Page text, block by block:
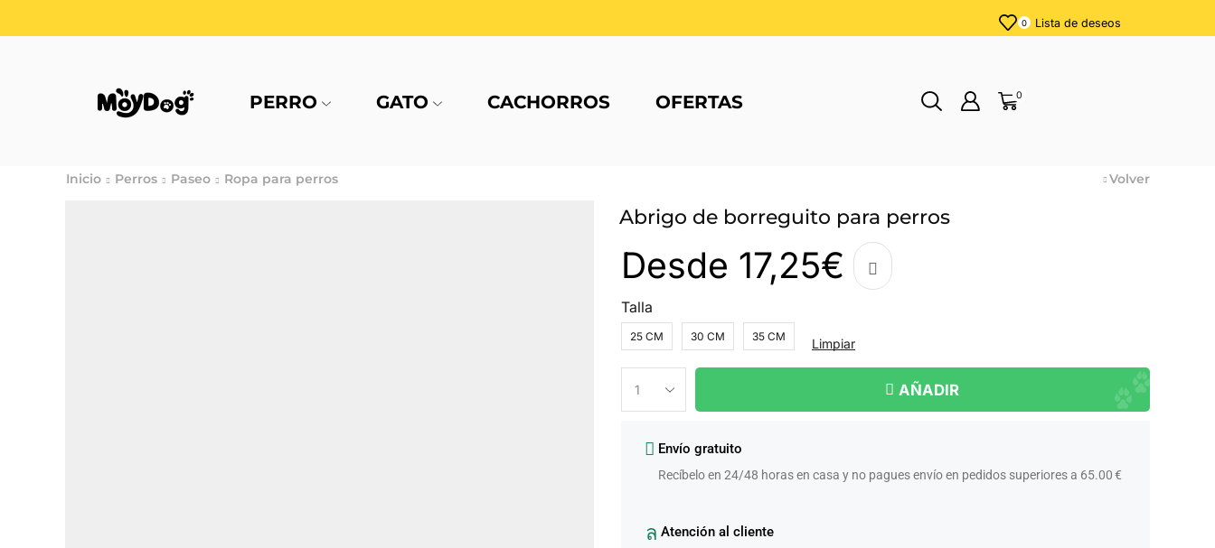
0 Lista de deseos
PERRO GATO CACHORROS OFERTAS 0
Inicio Perros Paseo Ropa para perros Volver
Abrigo de borreguito para perros
Desde 17,25€
Talla
25 CM 30 CM 35 CM Limpiar
AÑADIR
Envío gratuito
Recíbelo en 24/48 horas en casa y no pagues envío en pedidos superiores a 65.00 €
Atención al cliente